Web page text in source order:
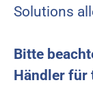
Solutions
Bitte
Händler für